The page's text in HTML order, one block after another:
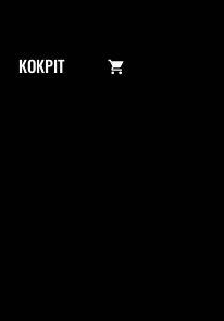
KOKPIT